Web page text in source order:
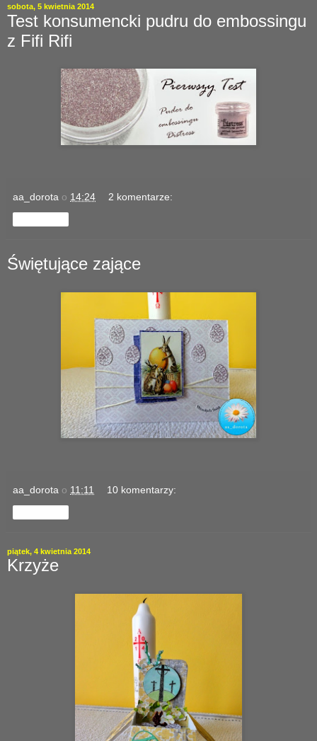
sobota, 5 kwietnia 2014
Test konsumencki pudru do embossingu
z Fifi Rifi
aa_dorota o 14:24 2 komentarze:
Świętujące zające
aa_dorota o 11:11 10 komentarzy:
piątek, 4 kwietnia 2014
Krzyże